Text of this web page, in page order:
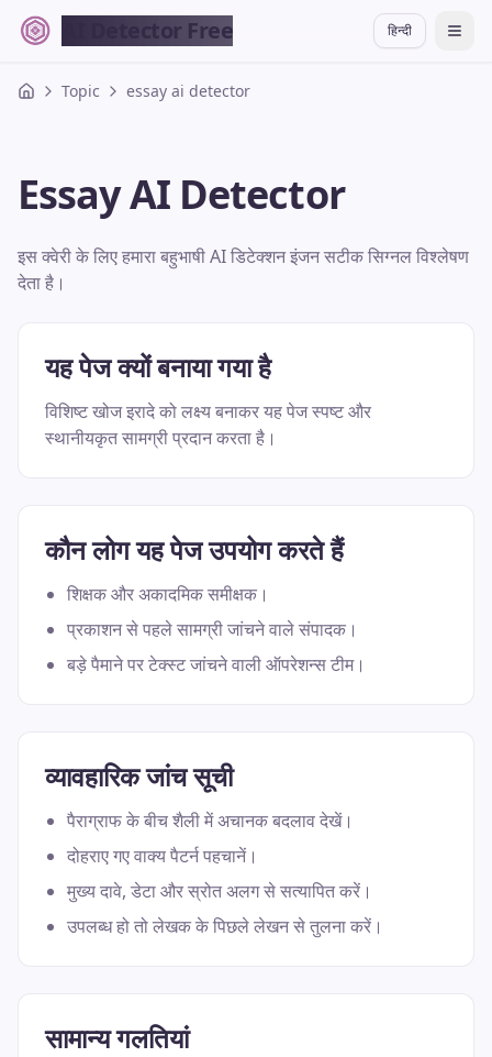
AI Detector Free हिन्दी 切换
Topic essay ai detector
Essay AI Detector
इस क्वेरी के लिए हमारा बहुभाषी AI डिटेक्शन इंजन सटीक सिग्नल विश्लेषण
देता है।
यह पेज क्यों बनाया गया है
विशिष्ट खोज इरादे को लक्ष्य बनाकर यह पेज स्पष्ट और
स्थानीयकृत सामग्री प्रदान करता है।
कौन लोग यह पेज उपयोग करते हैं
शिक्षक और अकादमिक समीक्षक।
प्रकाशन से पहले सामग्री जांचने वाले संपादक।
बड़े पैमाने पर टेक्स्ट जांचने वाली ऑपरेशन्स टीम।
व्यावहारिक जांच सूची
पैराग्राफ के बीच शैली में अचानक बदलाव देखें।
दोहराए गए वाक्य पैटर्न पहचानें।
मुख्य दावे, डेटा और स्रोत अलग से सत्यापित करें।
उपलब्ध हो तो लेखक के पिछले लेखन से तुलना करें।
सामान्य गलतियां